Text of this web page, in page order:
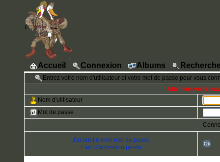
Accueil Connexion Albums
Entrez votre nom d'utilisateur et votre mot de passe pour vous
Attention votre
Nom d'utilisateur
Mot de passe
J'ai oublié mon mot de passe
Lien d'activation perdu
Ok